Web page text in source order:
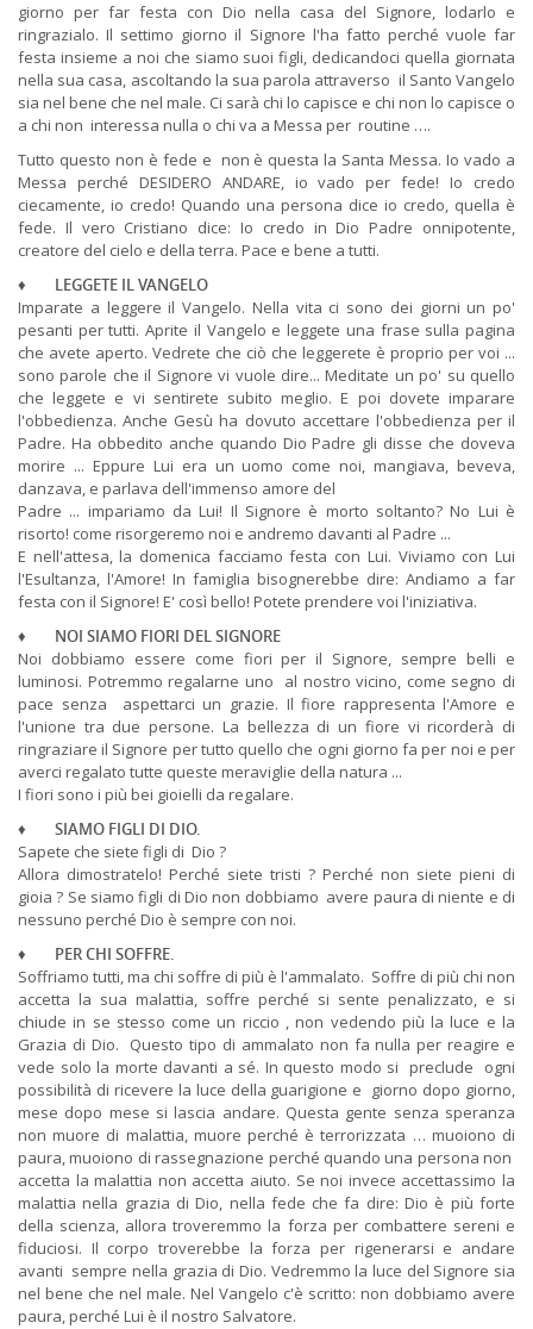
giorno per far festa con Dio nella casa del Signore, lodarlo e
ringrazialo. Il settimo giorno il Signore l'ha fatto perché vuole far
festa insieme a noi che siamo suoi figli, dedicandoci quella giornata
nella sua casa, ascoltando la sua parola attraverso il Santo Vangelo
sia nel bene che nel male. Ci sarà chi lo capisce e chi non lo capisce o
a chi non interessa nulla o chi va a Messa per routine ….
Tutto questo non è fede e non è questa la Santa Messa. Io vado a
Messa perché DESIDERO ANDARE, io vado per fede! Io credo
ciecamente, io credo! Quando una persona dice io credo, quella è
fede. Il vero Cristiano dice: Io credo in Dio Padre onnipotente,
creatore del cielo e della terra. Pace e bene a tutti.
♦
LEGGETE IL VANGELO
Imparate a leggere il Vangelo. Nella vita ci sono dei giorni un po'
pesanti per tutti. Aprite il Vangelo e leggete una frase sulla pagina
che avete aperto. Vedrete che ciò che leggerete è proprio per voi ...
sono parole che il Signore vi vuole dire... Meditate un po' su quello
che leggete e vi sentirete subito meglio. E poi dovete imparare
l'obbedienza. Anche Gesù ha dovuto accettare l'obbedienza per il
Padre. Ha obbedito anche quando Dio Padre gli disse che doveva
morire ... Eppure Lui era un uomo come noi, mangiava, beveva,
danzava, e parlava dell'immenso amore del
Padre ... impariamo da Lui! Il Signore è morto soltanto? No Lui è
risorto! come risorgeremo noi e andremo davanti al Padre ...
E nell'attesa, la domenica facciamo festa con Lui. Viviamo con Lui
l'Esultanza, l'Amore! In famiglia bisognerebbe dire: Andiamo a far
festa con il Signore! E' così bello! Potete prendere voi l'iniziativa.
♦
NOI SIAMO FIORI DEL SIGNORE
Noi dobbiamo essere come fiori per il Signore, sempre belli e
luminosi. Potremmo regalarne uno al nostro vicino, come segno di
pace senza aspettarci un grazie. Il fiore rappresenta l'Amore e
l'unione tra due persone. La bellezza di un fiore vi ricorderà di
ringraziare il Signore per tutto quello che ogni giorno fa per noi e per
averci regalato tutte queste meraviglie della natura ...
I fiori sono i più bei gioielli da regalare.
♦
SIAMO FIGLI DI DIO.
Sapete che siete figli di Dio ?
Allora dimostratelo! Perché siete tristi ? Perché non siete pieni di
gioia ? Se siamo figli di Dio non dobbiamo avere paura di niente e di
nessuno perché Dio è sempre con noi.
♦ PER CHI SOFFRE.
Soffriamo tutti, ma chi soffre di più è l'ammalato. Soffre di più chi non
accetta la sua malattia, soffre perché si sente penalizzato, e si
chiude in se stesso come un riccio , non vedendo più la luce e la
Grazia di Dio. Questo tipo di ammalato non fa nulla per reagire e
vede solo la morte davanti a sé. In questo modo si preclude ogni
possibilità di ricevere la luce della guarigione e giorno dopo giorno,
mese dopo mese si lascia andare. Questa gente senza speranza
non muore di malattia, muore perché è terrorizzata … muoiono di
paura, muoiono di rassegnazione perché quando una persona non
accetta la malattia non accetta aiuto. Se noi invece accettassimo la
malattia nella grazia di Dio, nella fede che fa dire: Dio è più forte
della scienza, allora troveremmo la forza per combattere sereni e
fiduciosi. Il corpo troverebbe la forza per rigenerarsi e andare
avanti sempre nella grazia di Dio. Vedremmo la luce del Signore sia
nel bene che nel male. Nel Vangelo c'è scritto: non dobbiamo avere
paura, perché Lui è il nostro Salvatore.